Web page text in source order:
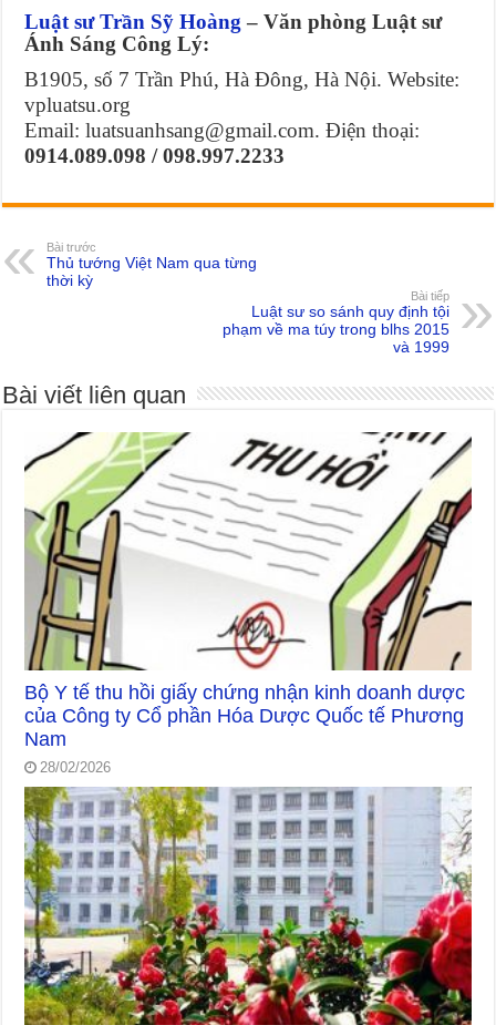
Luật sư Trần Sỹ Hoàng – Văn phòng Luật sư
Ánh Sáng Công Lý:
B1905, số 7 Trần Phú, Hà Đông, Hà Nội. Website:
vpluatsu.org
Email: luatsuanhsang@gmail.com. Điện thoại:
0914.089.098 / 098.997.2233
Bài trước
Thủ tướng Việt Nam qua từng
thời kỳ
Bài tiếp
Luật sư so sánh quy định tội
phạm về ma túy trong blhs 2015
và 1999
Bài viết liên quan
Bộ Y tế thu hồi giấy chứng nhận kinh doanh dược
của Công ty Cổ phần Hóa Dược Quốc tế Phương
Nam
28/02/2026